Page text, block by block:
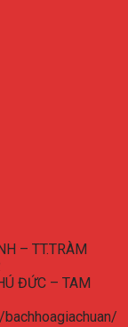
– TT.TRÀM
ĐỨC – TAM